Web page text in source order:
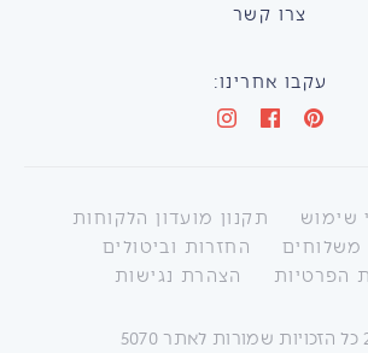
צרו קשר
עקבו אחרינו:
שימוש
תקנון מועדון הלקוחות
משלוחים
החזרות וביטולים
הפרטיות
הצהרת נגישות
כל הזכויות שמורות לאתר 5070